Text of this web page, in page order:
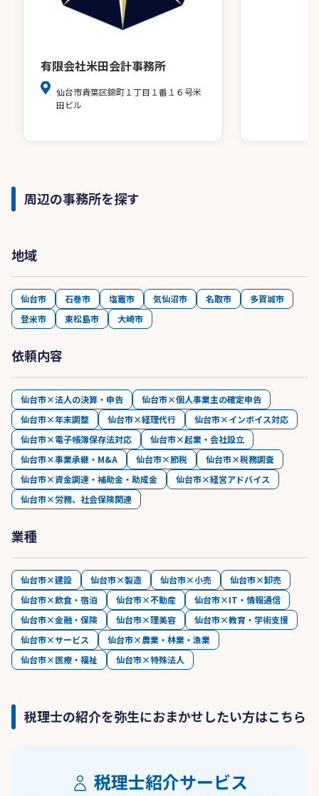
有限会社米田会計事務所
仙台市青葉区錦町１丁目１番１６号米
田ビル
周辺の事務所を探す
地域
仙台市 石巻市 塩竈市 気仙沼市 名取市
多賀城市
登米市
東松島市 大崎市
依頼内容
仙台市×法人の決算・申告
仙台市×個人事業主の確定申告
仙台市×年末調整
仙台市×経理代行
仙台市×インボイス対応
仙台市×電子帳簿保存法対応
仙台市×起業・会社設立
仙台市×事業承継・M&A
仙台市×節税
仙台市×税務調査
仙台市×資金調達・補助金・助成金
仙台市×経営アドバイス
仙台市×労務、社会保険関連
業種
仙台市×建設 仙台市×製造 仙台市×小売
仙台市×卸売
仙台市×飲食・宿泊
仙台市×不動産
仙台市×IT・情報通信
仙台市×金融・保険
仙台市×理美容
仙台市×教育・学術支援
仙台市×サービス
仙台市×農業・林業・漁業
仙台市×医療・福祉
仙台市×特殊法人
税理士の紹介を弥生におまかせしたい方はこちら
税理士紹介サービス